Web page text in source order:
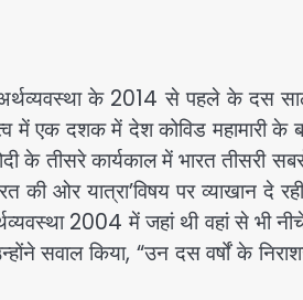
अर्थव्यवस्था के 2014 से पहले के दस
में एक दशक में देश कोविड महामारी के
के तीसरे कार्यकाल में भारत तीसरी
की ओर यात्रा’विषय पर व्याखान दे
2004 में जहां थी वहां से भी
सवाल किया, “उन दस वर्षों के